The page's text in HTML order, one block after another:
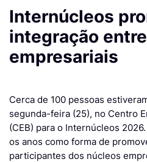
Internúcleos
integração
empresariais
Cerca de 100 pessoas
segunda-feira (25), no Centro
(CEB) para o Internúcleos
os anos como forma de
participantes dos núcleos